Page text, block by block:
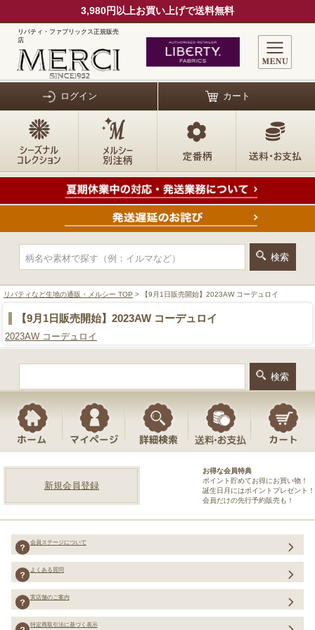
3,980円以上お買い上げで送料無料
リバティ・ファブリックス正規販売
店
ログイン カート
リバティなど生地の通販・メルシー TOP > 【9月1日販売開始】2023AW コーデュロイ
【9月1日販売開始】2023AW コーデュロイ
2023AW コーデュロイ
新規会員登録
お得な会員特典
ポイント貯めてお得にお買い物！
誕生日月にはポイントプレゼント！
会員だけの先行予約販売も！
会員ステージについて
よくある質問
実店舗のご案内
特定商取引法に基づく表示